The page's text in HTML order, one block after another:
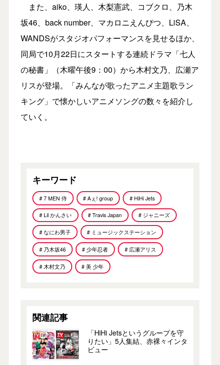
また、aiko、瑛人、木梨憲武、コブクロ、乃木
坂46、back number、マカロニえんぴつ、LiSA、
WANDSがスタジオパフォーマンスを見せるほか、
同局で10月22日にスタートする連続ドラマ「七人
の秘書」（木曜午後9：00）から木村文乃、広瀬ア
リスが登場。「みんなが歌ったアニメ主題歌ラン
キング」で懐かしいアニメソングの数々を紹介し
ていく。
キーワード
# 7 MEN 侍 # Aぇ! group # HiHi Jets
# Lil かんさい # Travis Japan # ジャニーズ
# なにわ男子 # ミュージックステーション
# 乃木坂46 # 少年忍者 # 広瀬アリス
# 木村文乃 # 美 少年
関連記事
「HiHi Jetsというグループを守
りたい」5人集結、赤裸々インタ
ビュー